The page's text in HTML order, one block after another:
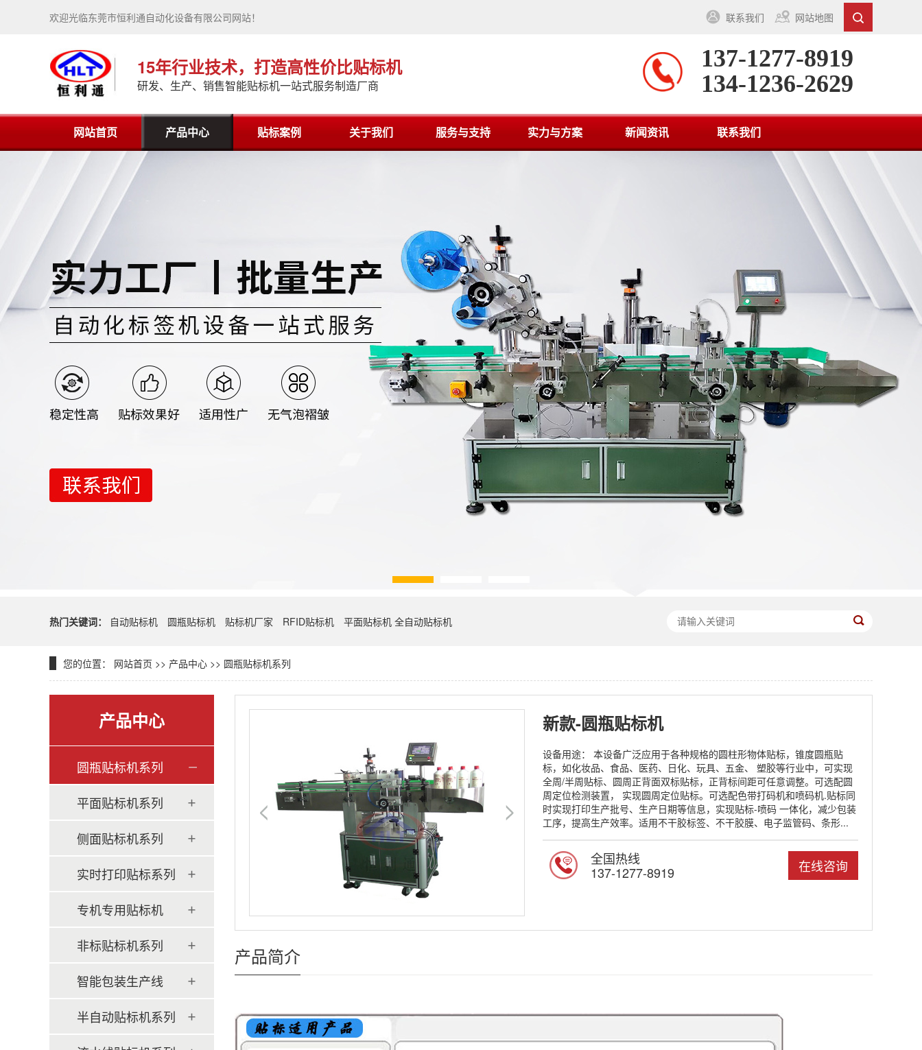
联系我们 网站地图
欢迎光临东莞市恒利通自动化设备有限公司网站！
15年行业技术，打造高性价比贴标机
研发、生产、销售智能贴标机一站式服务制造厂商
137-1277-8919
134-1236-2629
网站首页 产品中心 贴标案例 关于我们 服务与支持 实力与方案 新闻资讯 联系我们
热门关键词： 自动贴标机 圆瓶贴标机 贴标机厂家 RFID贴标机 平面贴标机 全自动贴标机
您的位置： 网站首页 >> 产品中心 >> 圆瓶贴标机系列
产品中心
圆瓶贴标机系列
平面贴标机系列
侧面贴标机系列
实时打印贴标系列
专机专用贴标机
非标贴标机系列
智能包装生产线
半自动贴标机系列
新款-圆瓶贴标机
设备用途： 本设备广泛应用于各种规格的圆柱形物体贴标，锥度圆瓶贴
标，如化妆品、食品、医药、日化、玩具、五金、 塑胶等行业中，可实现
全周/半周贴标、圆周正背面双标贴标，正背标间距可任意调整。可选配圆
周定位检测装置， 实现圆周定位贴标。可选配色带打码机和喷码机.贴标同
时实现打印生产批号、生产日期等信息，实现贴标-喷码 一体化，减少包装
工序，提高生产效率。适用不干胶标签、不干胶膜、电子监管码、条形...
在线咨询
全国热线
137-1277-8919
产品简介